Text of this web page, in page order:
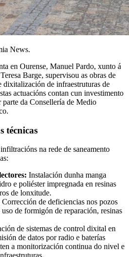
News.
en Ourense, Manuel Pardo, xunto á
Barge, supervisou as obras de
dixitalización de infraestruturas de
actuacións contan cun investimento
da Consellería de Medio
técnicas
na rede de saneamento
Instalación dunha manga
e poliéster impregnada en resinas
de lonxitude.
Corrección de deficiencias nos pozos
de formigón de reparación, resinas
de sistemas de control dixital en
de datos por radio e baterías
a monitorización continua do nivel e